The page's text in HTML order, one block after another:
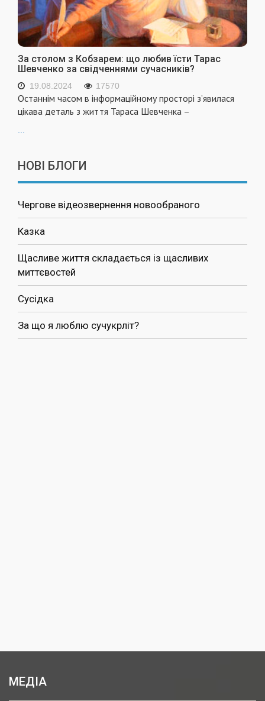
За столом з Кобзарем: що любив їсти Тарас
Шевченко за свідченнями сучасників?
19.08.2024 17570
Останнім часом в інформаційному просторі з’явилася
цікава деталь з життя Тараса Шевченка –
НОВІ БЛОГИ
Чергове відеозвернення новообраного
Казка
Щасливе життя складається із щасливих
миттєвостей
Сусідка
За що я люблю сучукрліт?
МЕДІА